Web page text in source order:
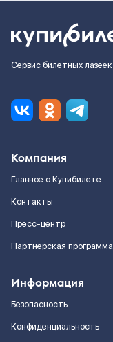
Сервис билетных лазеек
Компания
Главное о Купибилете
Контакты
Пресс-центр
Партнерская программа
Информация
Безопасность
Конфиденциальность